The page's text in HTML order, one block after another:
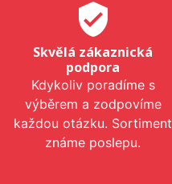
verified_user
Skvělá zákaznická
podpora
Kdykoliv poradíme s
výběrem a zodpovíme
každou otázku. Sortiment
známe poslepu.